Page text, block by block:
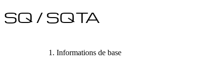
SQ / SQTA
Informations de base